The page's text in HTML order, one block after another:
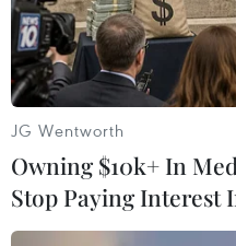
JG Wentworth
Owning $10k+ In
Stop Paying Interest